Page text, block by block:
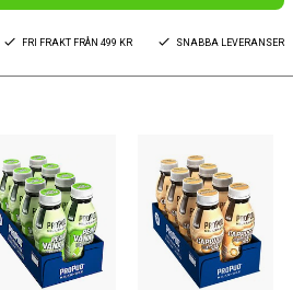
FRI FRAKT FRÅN 499 KR SNABBA LEVERANSER